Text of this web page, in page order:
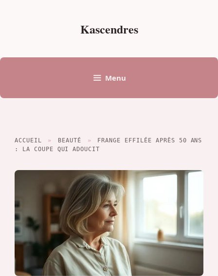
Kascendres
Menu
ACCUEIL » BEAUTÉ »
FRANGE EFFILÉE APRÈS 50 ANS
: LA COUPE QUI ADOUCIT